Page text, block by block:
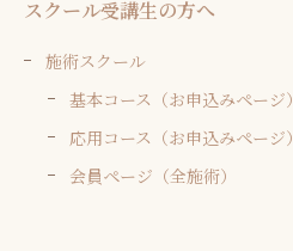
スクール受講生の方へ
施術スクール
基本コース（お申込みページ）
応用コース（お申込みページ）
会員ページ（全施術）